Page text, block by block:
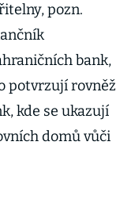
pozn.
bank,
potvrzují rovněž
kde se ukazují
domů vůči